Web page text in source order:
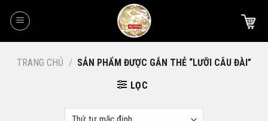
TRANG CHỦ / SẢN PHẨM ĐƯỢC GẮN THẺ “LƯỠI CÂU ĐÀI”
LỌC